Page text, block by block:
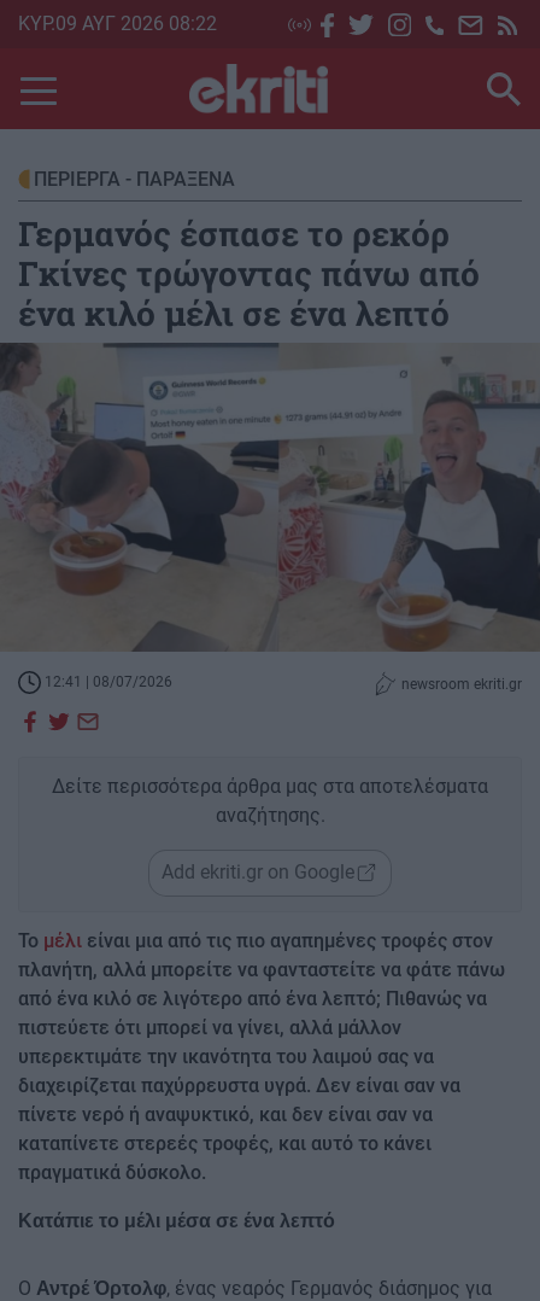
Skip
main
content
ΚΥΡ.09 ΑΥΓ 2026 08:22
ΠΕΡΙΕΡΓΑ - ΠΑΡΑΞΕΝΑ
Γερμανός έσπασε το ρεκόρ
Γκίνες τρώγοντας πάνω από
ένα κιλό μέλι σε ένα λεπτό
12:41 | 08/07/2026 newsroom ekriti.gr
Δείτε περισσότερα άρθρα μας στα αποτελέσματα
αναζήτησης.
Add ekriti.gr on Google
Το μέλι είναι μια από τις πιο αγαπημένες τροφές στον
πλανήτη, αλλά μπορείτε να φανταστείτε να φάτε πάνω
από ένα κιλό σε λιγότερο από ένα λεπτό; Πιθανώς να
πιστεύετε ότι μπορεί να γίνει, αλλά μάλλον
υπερεκτιμάτε την ικανότητα του λαιμού σας να
διαχειρίζεται παχύρρευστα υγρά. Δεν είναι σαν να
πίνετε νερό ή αναψυκτικό, και δεν είναι σαν να
καταπίνετε στερεές τροφές, και αυτό το κάνει
πραγματικά δύσκολο.
Κατάπιε το μέλι μέσα σε ένα λεπτό
Ο Αντρέ Όρτολφ, ένας νεαρός Γερμανός διάσημος για